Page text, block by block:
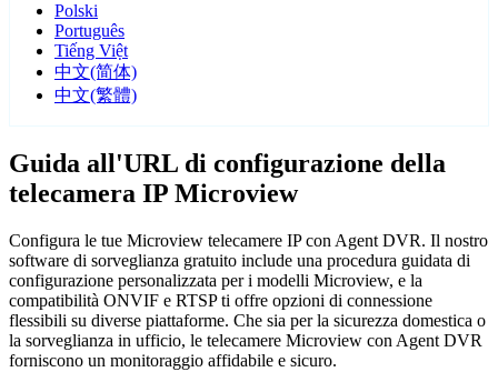
Polski
Português
Tiếng Việt
中文(简体)
中文(繁體)
Guida all'URL di configurazione della
telecamera IP Microview
Configura le tue Microview telecamere IP con Agent DVR. Il nostro
software di sorveglianza gratuito include una procedura guidata di
configurazione personalizzata per i modelli Microview, e la
compatibilità ONVIF e RTSP ti offre opzioni di connessione
flessibili su diverse piattaforme. Che sia per la sicurezza domestica o
la sorveglianza in ufficio, le telecamere Microview con Agent DVR
forniscono un monitoraggio affidabile e sicuro.